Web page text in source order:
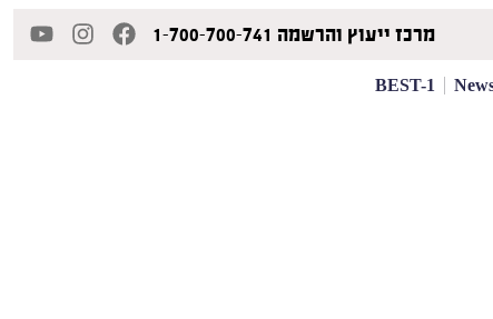
מרכז ייעוץ והרשמה 1-700-700-741
BEST-1